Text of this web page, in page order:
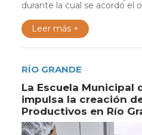
durante la cual se acordó el
Leer más +
RÍO GRANDE
La Escuela Municipal
impulsa la creación
Productivos en Río